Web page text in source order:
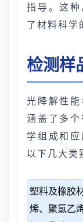
指导。这
了材料科学
检测样
光降解性能
涵盖了多
学组成和
以下几大类
塑料及橡胶
烯、聚氯乙